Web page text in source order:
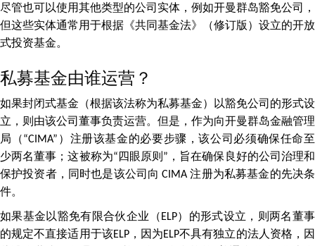
尽管也可以使用其他类型的公司实体，例如开曼群岛豁免公司，
但这些实体通常用于根据《共同基金法》（修订版）设立的开放
式投资基金。
私募基金由谁运营？
如果封闭式基金（根据该法称为私募基金）以豁免公司的形式设
立，则由该公司董事负责运营。但是，作为向开曼群岛金融管理
局（“CIMA”）注册该基金的必要步骤，该公司必须确保任命至
少两名董事；这被称为“四眼原则”，旨在确保良好的公司治理和
保护投资者，同时也是该公司向 CIMA 注册为私募基金的先决条
件。
如果基金以豁免有限合伙企业（ELP）的形式设立，则两名董事
的规定不直接适用于该ELP，因为ELP不具有独立的法人资格，因